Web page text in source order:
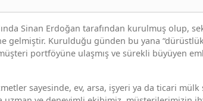
Sinan Erdoğan tarafından kurulmuş olup,
Kurulduğu günden bu yana
portföyüne ulaşmış ve sürekli büyüyen
sayesinde, ev, arsa, işyeri ya da ticari mülk